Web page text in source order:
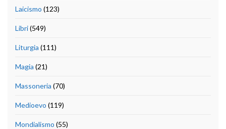
Laicismo (123)
Libri(549)
Liturgia (111)
Magia (21)
Massoneria (70)
Medioevo (119)
Mondialismo (55)